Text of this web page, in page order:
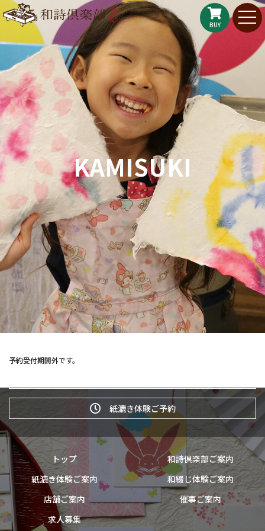
BUY
KAMISUKI
予約受付期間外です。
紙漉き体験ご予約
トップ
和詩倶楽部ご案内
紙漉き体験ご案内
和綴じ体験ご案内
店舗ご案内
催事ご案内
求人募集